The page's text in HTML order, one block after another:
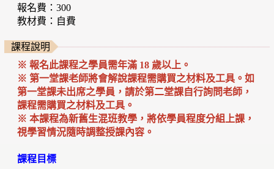
報名費：300
教材費：自費
課程說明
※報名此課程之學員需年滿 18 歲以上 。
※ 第一堂課老師將會解說課程需購買之材料及工具。如
第一堂課未出席之學員，請於第二堂課自行詢問老師，
課程需購買之材料及工具。
※ 本課程為新舊生混班教學，將依學員程度分組上課，
視學習情況隨時調整授課內容。
課程目標